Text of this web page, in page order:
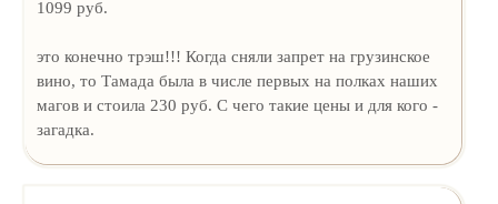
1099 руб.
это конечно трэш!!! Когда сняли запрет на грузинское
вино, то Тамада была в числе первых на полках наших
магов и стоила 230 руб. С чего такие цены и для кого -
загадка.